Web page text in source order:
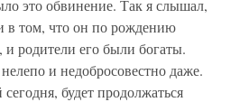
это обвинение. Так я слышал,
в том, что он по рождению
родители его были богаты.
и недобросовестно даже.
будет продолжаться